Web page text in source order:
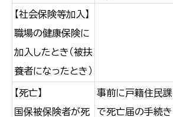
【社会保険等加入】
職場の健康保険に
加入したとき（被扶
養者になったとき）
【死亡】
国保被保険者が死
事前に戸籍住民課
で死亡届の手続き